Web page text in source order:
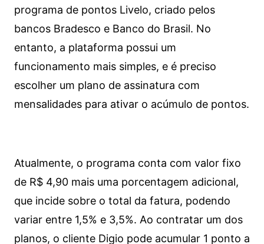
programa de pontos Livelo, criado pelos
bancos Bradesco e Banco do Brasil. No
entanto, a plataforma possui um
funcionamento mais simples, e é preciso
escolher um plano de assinatura com
mensalidades para ativar o acúmulo de pontos.
Atualmente, o programa conta com valor fixo
de R$ 4,90 mais uma porcentagem adicional,
que incide sobre o total da fatura, podendo
variar entre 1,5% e 3,5%. Ao contratar um dos
planos, o cliente Digio pode acumular 1 ponto a